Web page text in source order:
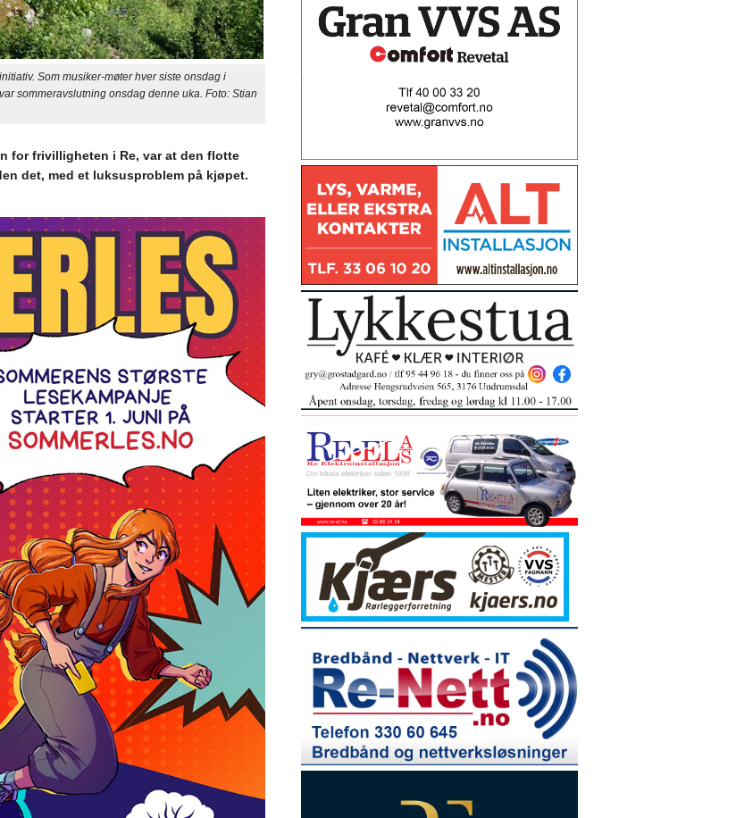
Som musiker-møter hver siste onsdag i
sommeravslutning onsdag denne uka. Foto: Stian
for frivilligheten i Re, var at den flotte
det, med et luksusproblem på kjøpet.